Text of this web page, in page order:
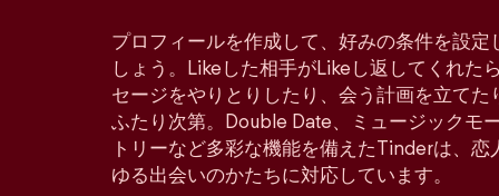
プロフィールを作成して、好みの条件を設
しょう。Likeした相手がLikeし返してくれた
セージをやりとりしたり、会う計画を立て
ふたり次第。Double Date、ミュージックモ
トリーなど多彩な機能を備えたTinderは、
ゆる出会いのかたちに対応しています。